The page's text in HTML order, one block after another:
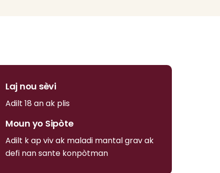
Laj nou sèvi
Adilt 18 an ak plis
Moun yo Sipòte
Adilt k ap viv ak maladi mantal grav ak
defi nan sante konpòtman